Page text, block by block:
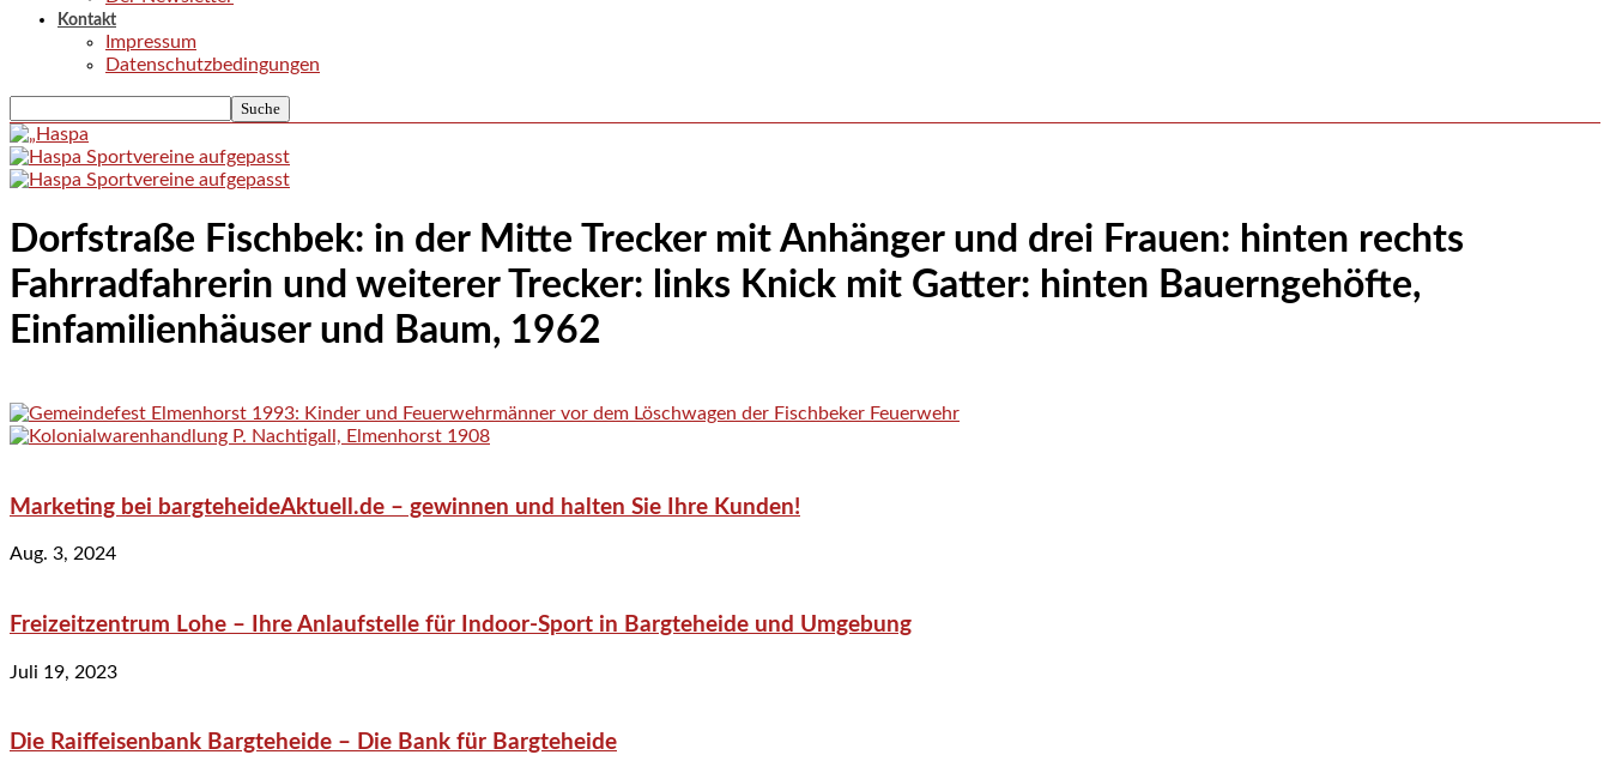
Kontakt
Impressum
Datenschutzbedingungen
Dorfstraße Fischbek: in der Mitte Trecker mit Anhänger und drei Frauen: hinten rechts
Fahrradfahrerin und weiterer Trecker: links Knick mit Gatter: hinten Bauerngehöfte,
Einfamilienhäuser und Baum, 1962
Marketing bei bargteheideAktuell.de – gewinnen und halten Sie Ihre Kunden!
Aug. 3, 2024
Freizeitzentrum Lohe – Ihre Anlaufstelle für Indoor-Sport in Bargteheide und Umgebung
Juli 19, 2023
Die Raiffeisenbank Bargteheide – Die Bank für Bargteheide